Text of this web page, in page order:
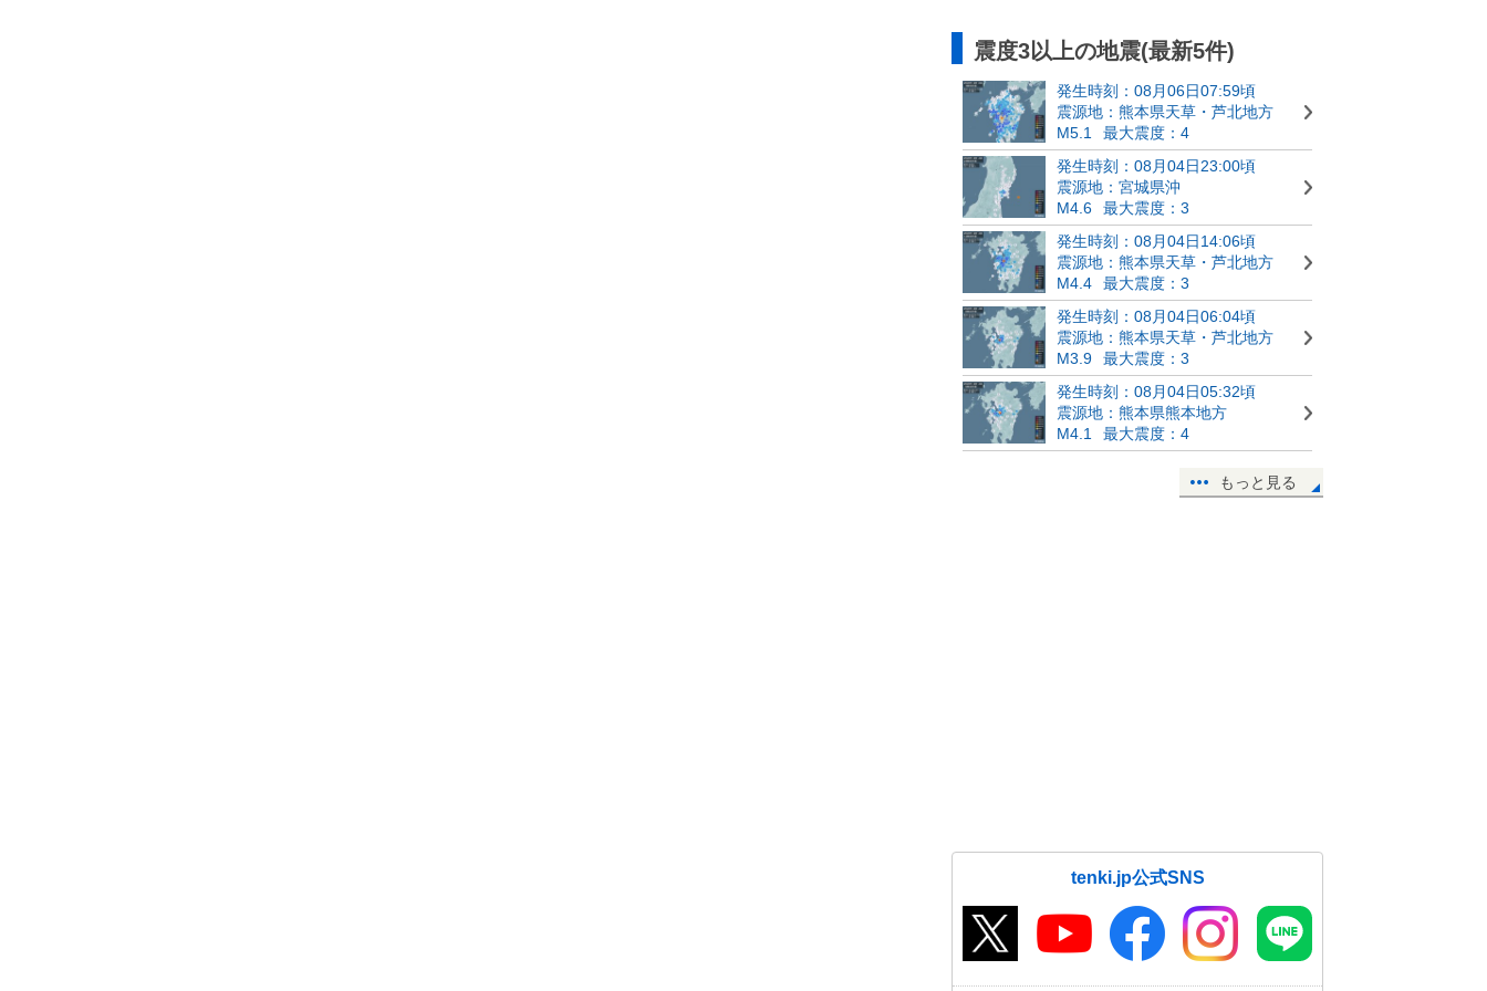
震度3以上の地震(最新5件)
発生時刻：08月06日07:59頃
震源地：熊本県天草・芦北地方
M5.1
最大震度：4
発生時刻：08月04日23:00頃
震源地：宮城県沖
M4.6
最大震度：3
発生時刻：08月04日14:06頃
震源地：熊本県天草・芦北地方
M4.4
最大震度：3
発生時刻：08月04日06:04頃
震源地：熊本県天草・芦北地方
M3.9
最大震度：3
発生時刻：08月04日05:32頃
震源地：熊本県熊本地方
M4.1
最大震度：4
もっと見る
tenki.jp公式SNS